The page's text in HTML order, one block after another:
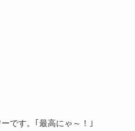
です。｢最高にゃ～！｣